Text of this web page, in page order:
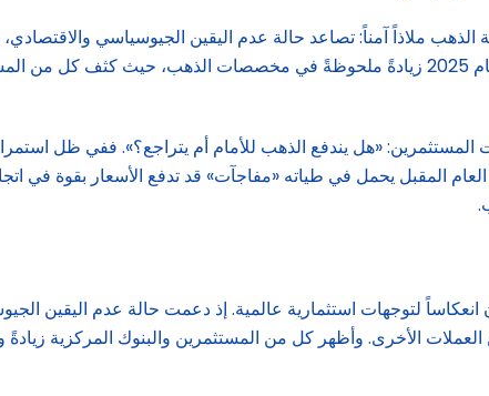
ملاذاً آمناً: تصاعد حالة عدم اليقين الجيوسياسي
الأسعار، وفق ما جاء في تقرير «مجلس الذهب العالمي». وشهد عام 2025 زيادةً ملحوظةً في
يشكل توقعات المستثمرين: «هل يندفع الذهب للأمام أم يتراجع؟». ففي
المقبل يحمل في طياته «مفاجآت» قد تدفع الأسعار بقوة في
في عام 2025 مجرد صدفة، بل كان انعكاساً لتوجهات استثمارية عالمية. إذ دعمت
العملات الأخرى. وأظهر كل من المستثمرين والبنوك المركزية